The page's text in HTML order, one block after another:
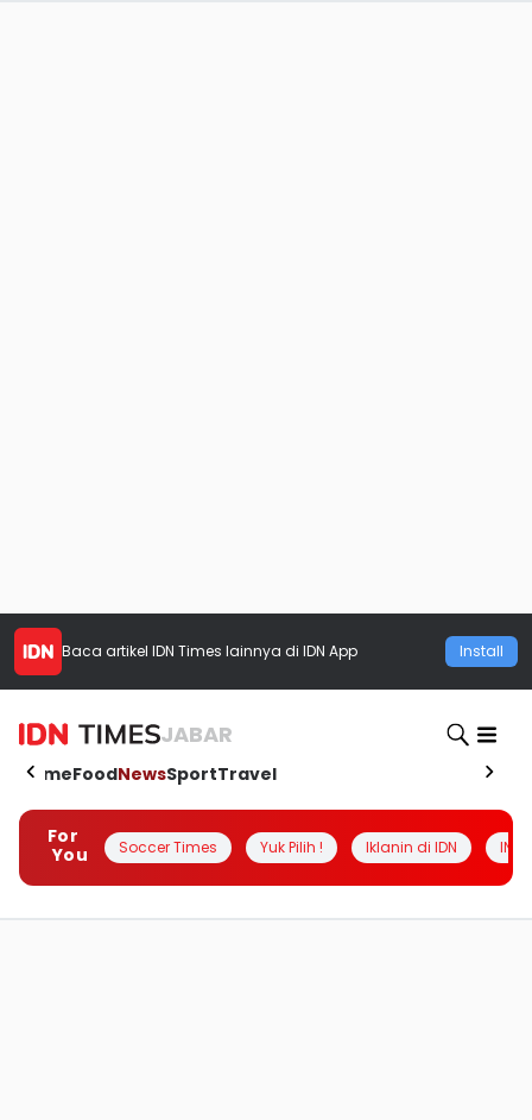
Baca artikel IDN Times lainnya di IDN App Install
JABAR
HomeFoodNewsSportTravel
For
You
Soccer Times Yuk Pilih ! Iklanin di IDN